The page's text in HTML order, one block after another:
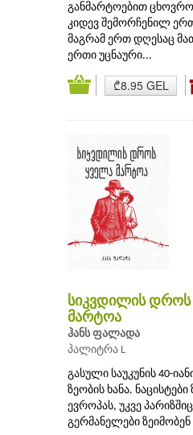
განმარტოებით
კიდევ შემორჩენილ
მაგრამ ერთ დღესაც
ერთი უცნაური...
₾8.95 GEL
სიკვდილის დროს
მარტოა
ჰანს ფალადა
პალიტრა L
გასული საუკუნის 40-
ზეობის ხანა.
ევროპას, უკვე
გერმანელები ზეიმობენ